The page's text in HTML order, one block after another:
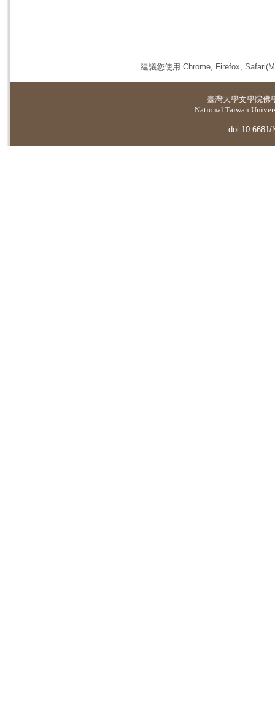
建議您使用 Chrome, Firefox,
臺灣大學文學院佛
National Taiwan
doi:10.6681/